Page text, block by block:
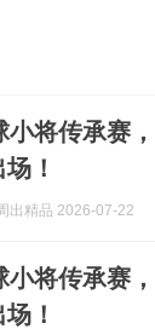
小将传承赛
！
出精品 2026-07-22
小将传承赛
！